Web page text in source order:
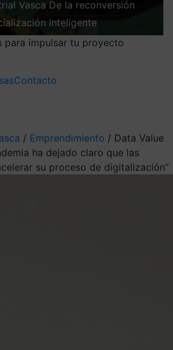
Vasca De la reconversión
inteligente
para impulsar tu proyecto
Contacto
/ Emprendimiento / Data Value
ha dejado claro que las
su proceso de digitalización”